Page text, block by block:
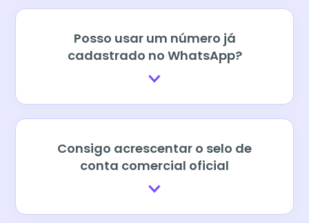
Posso usar um número já
cadastrado no WhatsApp?
Consigo acrescentar o selo de
conta comercial oficial